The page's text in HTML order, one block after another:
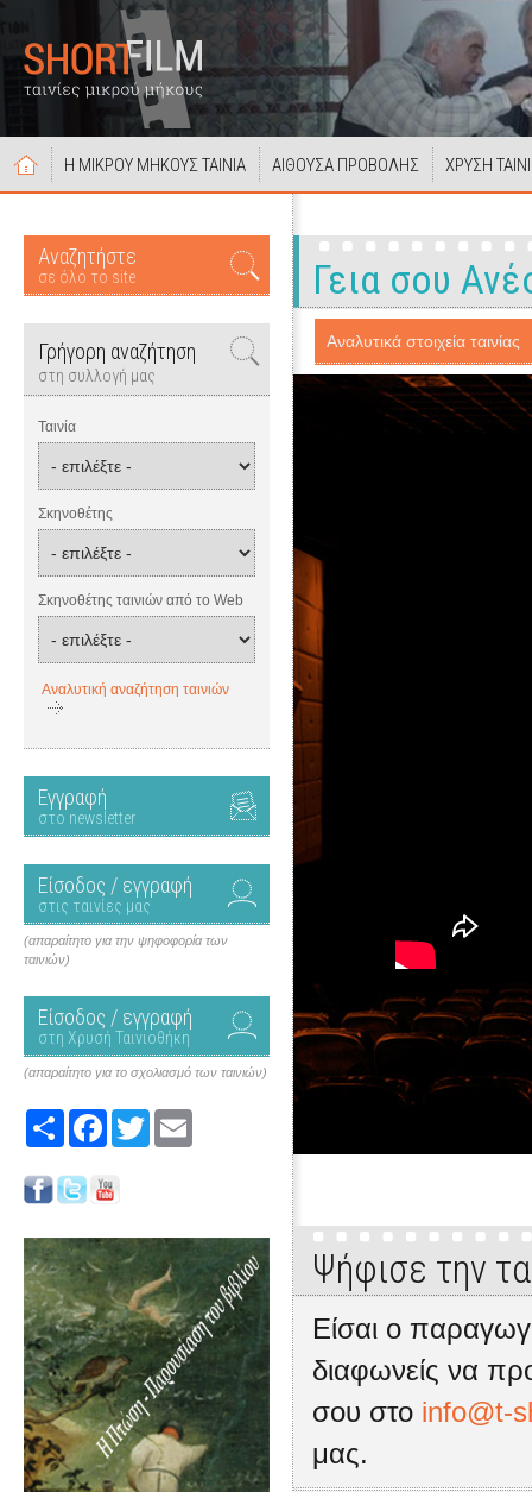
Η ΜΙΚΡΟΥ ΜΗΚΟΥΣ ΤΑΙΝΙΑ ΑΙΘΟΥΣΑ ΠΡΟΒΟΛΗΣ ΧΡΥΣΗ
Αναζητήστε
σε όλο το site
Γρήγορη αναζήτηση
στη συλλογή μας
Ταινία
Σκηνοθέτης
Σκηνοθέτης ταινιών από το Web
Αναλυτική αναζήτηση ταινιών
Εγγραφή
στο newsletter
Είσοδος / εγγραφή
στις ταινίες μας
(απαραίτητο για την ψηφοφορία των
ταινιών)
Είσοδος / εγγραφή
στη Χρυσή Ταινιοθήκη
(απαραίτητο για το σχολιασμό των ταινιών)
Share FacebookTwitter
Γεια σου
Αναλυτικά στοιχεία ταινίας
Ψήφισε την
Είσαι ο
διαφωνείς να
σου στο info@t-
μας.